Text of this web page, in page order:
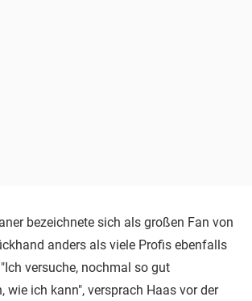
bezeichnete sich als großen Fan von
anders als viele Profis ebenfalls
versuche, nochmal so gut
wie ich kann", versprach Haas vor der